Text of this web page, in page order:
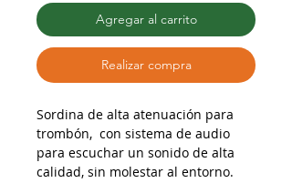
Agregar al carrito
Realizar compra
Sordina de alta atenuación para
trombón, con sistema de audio
para escuchar un sonido de alta
calidad, sin molestar al entorno.